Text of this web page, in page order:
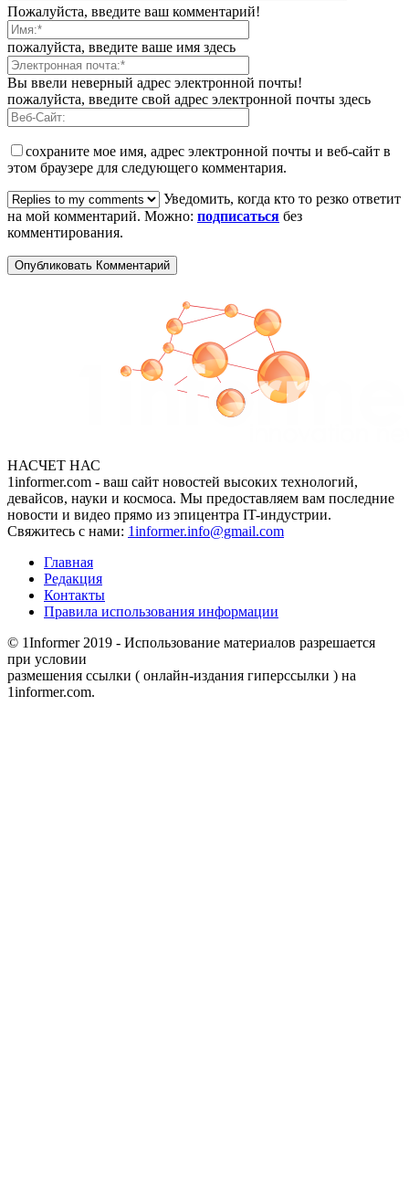
Пожалуйста, введите ваш комментарий!
пожалуйста, введите ваше имя здесь
Вы ввели неверный адрес электронной почты!
пожалуйста, введите свой адрес электронной почты здесь
сохраните мое имя, адрес электронной почты и веб-сайт в
этом браузере для следующего комментария.
Уведомить, когда кто то резко ответит
на мой комментарий. Можно: подписаться без
комментирования.
НАСЧЕТ НАС
1informer.com - ваш сайт новостей высоких технологий,
девайсов, науки и космоса. Мы предоставляем вам последние
новости и видео прямо из эпицентра IT-индустрии.
Свяжитесь с нами: 1informer.info@gmail.com
Главная
Редакция
Контакты
Правила использования информации
© 1Informer 2019 - Использование материалов разрешается
при условии
размешения ссылки ( онлайн-издания гиперссылки ) на
1informer.com.